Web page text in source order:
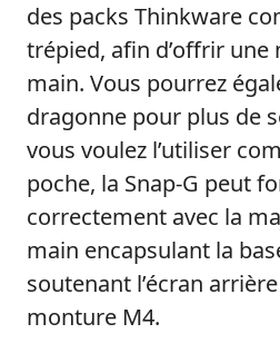
des packs Thinkware
trépied, afin d’offrir une
main. Vous pourrez
dragonne pour plus de
vous voulez l’utiliser
poche, la Snap-G peut
correctement avec la
main encapsulant la
soutenant l’écran
monture M4.